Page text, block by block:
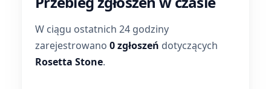
W ciągu ostatnich 24 godziny
zarejestrowano 0 zgłoszeń dotyczących
Rosetta Stone.